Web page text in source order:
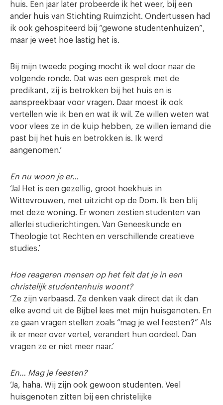
huis. Een jaar later probeerde ik het weer, bij een
ander huis van Stichting Ruimzicht. Ondertussen had
ik ook gehospiteerd bij “gewone studentenhuizen”,
maar je weet hoe lastig het is.
Bij mijn tweede poging mocht ik wel door naar de
volgende ronde. Dat was een gesprek met de
predikant, zij is betrokken bij het huis en is
aanspreekbaar voor vragen. Daar moest ik ook
vertellen wie ik ben en wat ik wil. Ze willen weten wat
voor vlees ze in de kuip hebben, ze willen iemand die
past bij het huis en betrokken is. Ik werd
aangenomen.’
En nu woon je er…
‘Ja! Het is een gezellig, groot hoekhuis in
Wittevrouwen, met uitzicht op de Dom. Ik ben blij
met deze woning. Er wonen zestien studenten van
allerlei studierichtingen. Van Geneeskunde en
Theologie tot Rechten en verschillende creatieve
studies.’
Hoe reageren mensen op het feit dat je in een
christelijk studentenhuis woont?
‘Ze zijn verbaasd. Ze denken vaak direct dat ik dan
elke avond uit de Bijbel lees met mijn huisgenoten. En
ze gaan vragen stellen zoals “mag je wel feesten?” Als
ik er meer over vertel, verandert hun oordeel. Dan
vragen ze er niet meer naar.’
En… Mag je feesten?
‘Ja, haha. Wij zijn ook gewoon studenten. Veel
huisgenoten zitten bij een christelijke